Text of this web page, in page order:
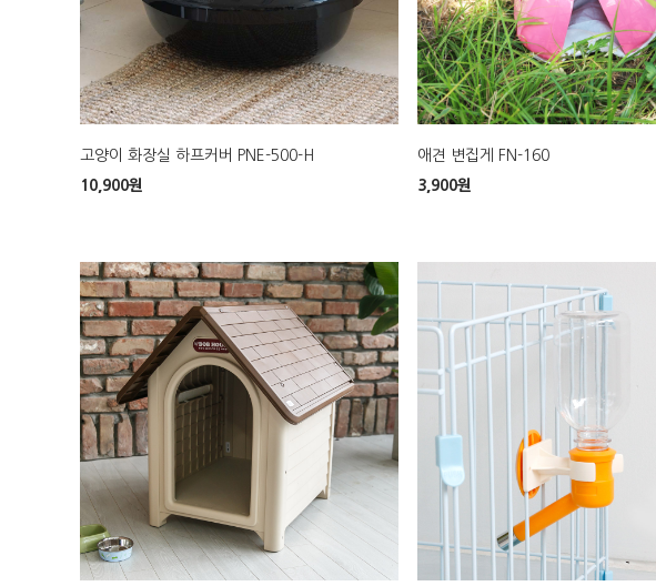
고양이 화장실 하프커버 PNE-500-H
10,900원
애견 변집게 FN-160
3,900원